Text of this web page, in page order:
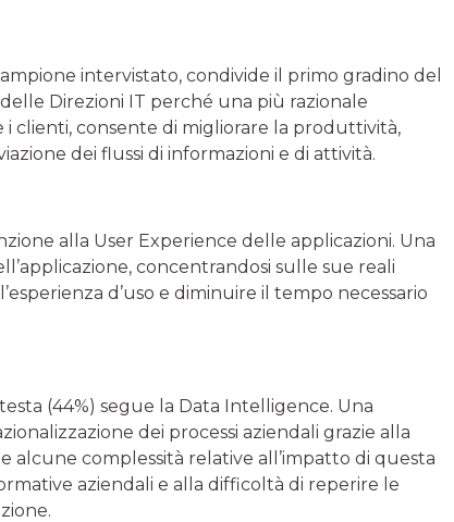
intervistato, condivide il primo gradino del
Direzioni IT perché una più razionale
clienti, consente di migliorare la produttività,
dei flussi di informazioni e di attività.
alla User Experience delle applicazioni. Una
concentrandosi sulle sue reali
d’uso e diminuire il tempo necessario
(44%) segue la Data Intelligence. Una
dei processi aziendali grazie alla
alcune complessità relative all’impatto di questa
aziendali e alla difficoltà di reperire le